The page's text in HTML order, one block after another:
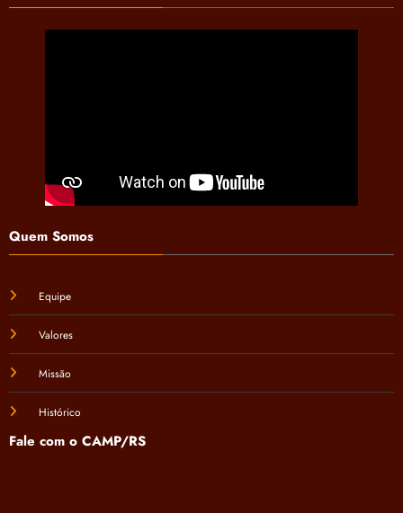
Quem Somos
Equipe
Valores
Missão
Histórico
Fale com o CAMP/RS